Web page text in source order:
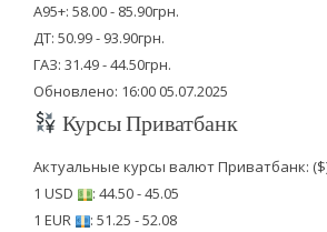
А95+: 58.00 - 85.90грн.
ДТ: 50.99 - 93.90грн.
ГАЗ: 31.49 - 44.50грн.
Обновлено: 16:00 05.07.2025
Курсы Приватбанк
Актуальные курсы валют Приватбанк:
1 USD
: 44.50 - 45.05
1 EUR
: 51.25 - 52.08